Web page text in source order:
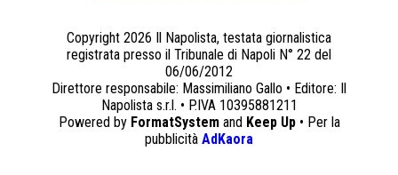
Copyright 2026 Il Napolista, testata giornalistica
registrata presso il Tribunale di Napoli N° 22 del
06/06/2012
Direttore responsabile: Massimiliano Gallo • Editore: Il
Napolista s.r.l. • P.IVA 10395881211
Powered by FormatSystemand Keep Up• Per la
pubblicità AdKaora